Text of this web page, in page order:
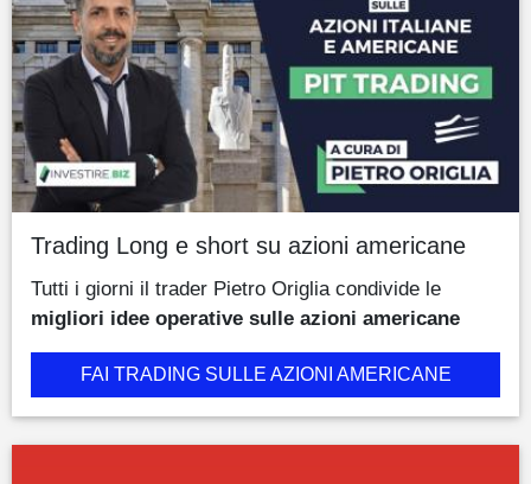
Trading Long e short su azioni americane
Tutti i giorni il trader Pietro Origlia condivide le
migliori idee operative sulle azioni americane
FAI TRADING SULLE AZIONI AMERICANE